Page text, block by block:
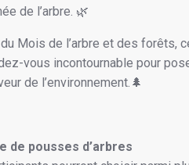
de l’arbre. 🌿
Mois de l’arbre et des forêts,
vous incontournable pour
de l’environnement.🌲
de pousses d’arbres